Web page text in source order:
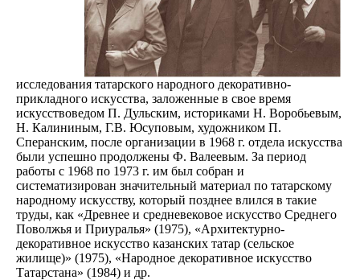
исследования татарского народного декоративно-
прикладного искусства, заложенные в свое время
искусствоведом П. Дульским, историками Н. Воробьевым,
Н. Калининым, Г.В. Юсуповым, художником П.
Сперанским, после организации в 1968 г. отдела искусства
были успешно продолжены Ф. Валеевым. За период
работы с 1968 по 1973 г. им был собран и
систематизирован значительный материал по татарскому
народному искусству, который позднее влился в такие
труды, как «Древнее и средневековое искусство Среднего
Поволжья и Приуралья» (1975), «Архитектурно-
декоративное искусство казанских татар (сельское
жилище)» (1975), «Народное декоративное искусство
Татарстана» (1984) и др.